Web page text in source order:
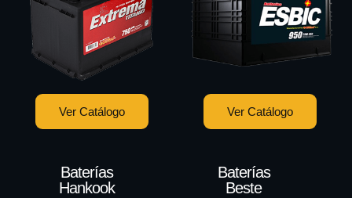
Ver Catálogo Ver Catálogo
Baterías
Hankook
Baterías
Beste